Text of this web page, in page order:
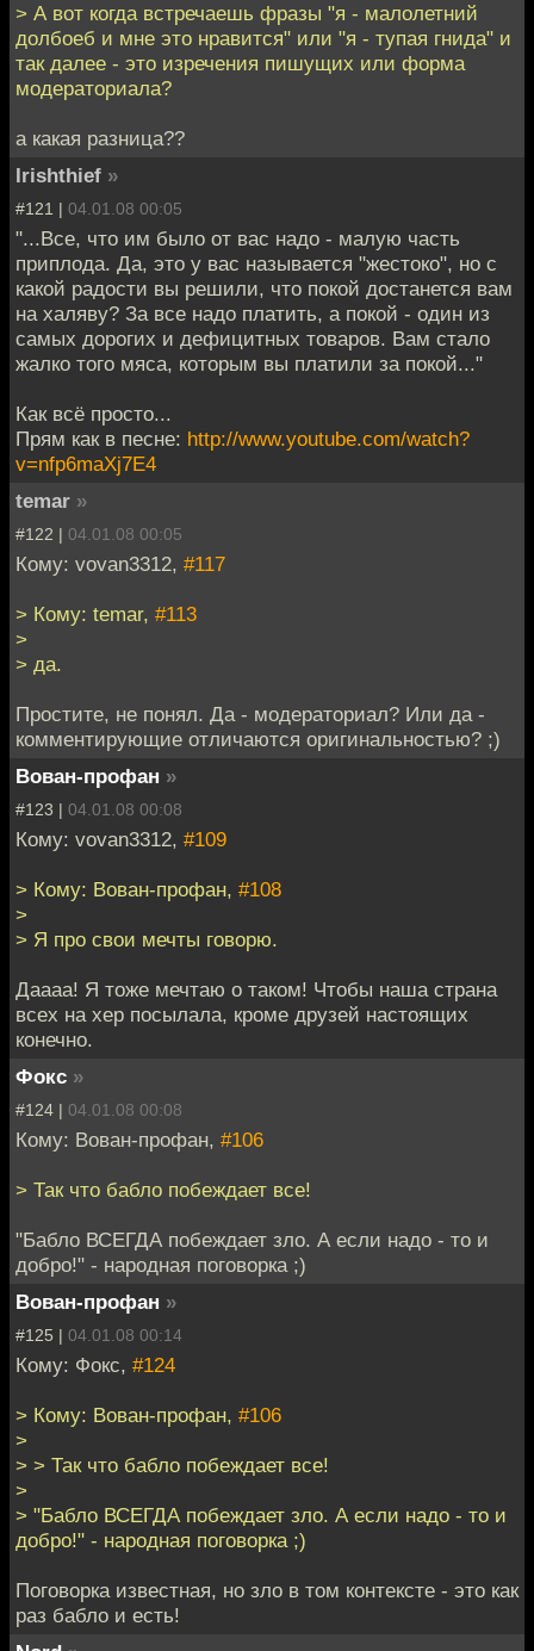
> А вот когда встречаешь фразы "я - малолетний
долбоеб и мне это нравится" или "я - тупая гнида" и
так далее - это изречения пишущих или форма
модераториала?
а какая разница??
Irishthief »
#121 | 04.01.08 00:05
"...Все, что им было от вас надо - малую часть
приплода. Да, это у вас называется "жестоко", но с
какой радости вы решили, что покой достанется вам
на халяву? За все надо платить, а покой - один из
самых дорогих и дефицитных товаров. Вам стало
жалко того мяса, которым вы платили за покой..."
Как всё просто...
Прям как в песне: http://www.youtube.com/watch?
v=nfp6maXj7E4
temar »
#122 | 04.01.08 00:05
Кому: vovan3312, #117
> Кому: temar, #113
>
> да.
Простите, не понял. Да - модераториал? Или да -
комментирующие отличаются оригинальностью? ;)
Вован-профан »
#123 | 04.01.08 00:08
Кому: vovan3312, #109
> Кому: Вован-профан, #108
>
> Я про свои мечты говорю.
Даааа! Я тоже мечтаю о таком! Чтобы наша страна
всех на хер посылала, кроме друзей настоящих
конечно.
Фокс »
#124 | 04.01.08 00:08
Кому: Вован-профан, #106
> Так что бабло побеждает все!
"Бабло ВСЕГДА побеждает зло. А если надо - то и
добро!" - народная поговорка ;)
Вован-профан »
#125 | 04.01.08 00:14
Кому: Фокс, #124
> Кому: Вован-профан, #106
>
> > Так что бабло побеждает все!
>
> "Бабло ВСЕГДА побеждает зло. А если надо - то и
добро!" - народная поговорка ;)
Поговорка известная, но зло в том контексте - это как
раз бабло и есть!